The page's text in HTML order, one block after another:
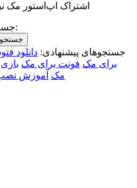
اشتراک اپ‌استور مک
جستجو در کامل‌ترین آرشیو مک ایران:
جستجوهای پیشنهادی: دانلود
برای مک فونت برای مک
برنامه‌های Adobe مک آموزش